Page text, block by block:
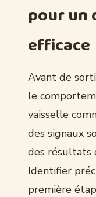
pour un
efficace
Avant de
le
vaisselle
des signaux
des résultats
Identifier
première